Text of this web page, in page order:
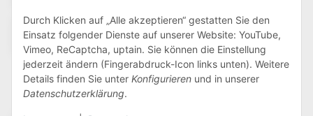
Durch Klicken auf „Alle akzeptieren“ gestatten Sie den
Einsatz folgender Dienste auf unserer Website: YouTube,
Vimeo, ReCaptcha, uptain. Sie können die Einstellung
jederzeit ändern (Fingerabdruck-Icon links unten). Weitere
Details finden Sie unter Konfigurieren und in unserer
Datenschutzerklärung.
Wir versenden via: